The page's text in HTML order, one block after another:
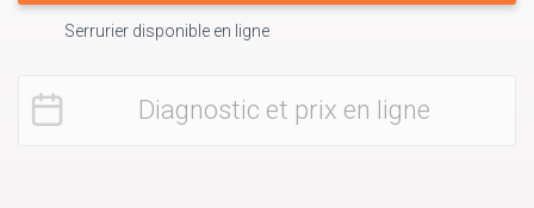
Serrurier disponible en ligne
Diagnostic et prix en ligne